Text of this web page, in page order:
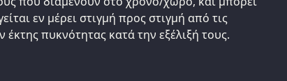
εν μέρει στιγμή προς στιγμή από τις
έκτης πυκνότητας κατά την εξέλιξή τους.